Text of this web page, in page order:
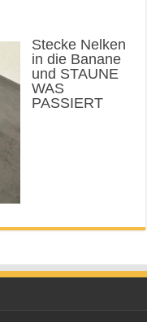
Stecke Nelken
in die Banane
und STAUNE
WAS
PASSIERT